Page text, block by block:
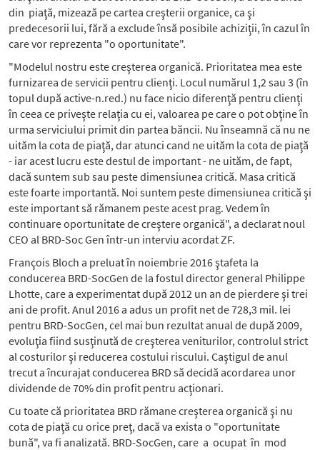
din piaţă, mizează pe cartea creşterii organice, ca şi
predecesorii lui, fără a exclude însă posibile achiziţii, în cazul în
care vor reprezenta "o oportunitate".
"Modelul nostru este creşterea organică. Prioritatea mea este
furnizarea de servicii pentru clienţi. Locul numărul 1,2 sau 3 (în
to­pul după active-n.red.) nu face nicio diferenţă pentru clienţi
în ceea ce priveşte relaţia cu ei, valoarea pe care o pot obţine în
urma serviciului primit din partea băncii. Nu înseamnă că nu ne
uităm la cota de piaţă, dar atunci cand ne uităm la cota de piaţă
- iar acest lucru este destul de important - ne uităm, de fapt,
dacă suntem sub sau peste dimensiunea critică. Masa critică
este foarte importantă. Noi suntem peste dimensiunea critică şi
este important să rămanem peste acest prag. Vedem în
continuare oportu­ni­tate de creştere organică", a declarat noul
CEO al BRD-Soc Gen într-un interviu acordat ZF.
François Bloch a preluat în noiembrie 2016 ştafeta la
conducerea BRD-SocGen de la fostul director general Philippe
Lhotte, care a experimentat după 2012 un an de pierdere şi trei
ani de profit. Anul 2016 a adus un profit net de 728,3 mil. lei
pentru BRD-SocGen, cel mai bun rezultat anual de după 2009,
evoluţia fiind susţinută de creşterea veniturilor, controlul strict
al costurilor şi reducerea costului riscului. Caştigul de anul
trecut a încurajat con­du­cerea BRD să decidă acordarea unor
divi­dende de 70% din profit pentru acţionari.
Cu toate că prioritatea BRD rămane creşterea organică şi nu
cota de piaţă cu orice preţ, dacă va exista o "oportunitate
bună", va fi analizată. BRD-SocGen, care a ocupat în mod